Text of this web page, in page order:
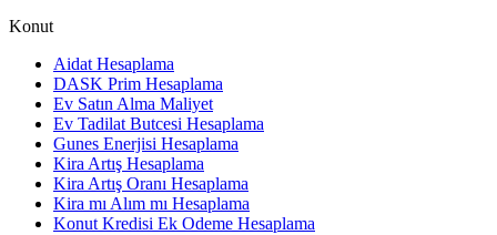
Konut
Aidat Hesaplama
DASK Prim Hesaplama
Ev Satın Alma Maliyet
Ev Tadilat Butcesi Hesaplama
Gunes Enerjisi Hesaplama
Kira Artış Hesaplama
Kira Artış Oranı Hesaplama
Kira mı Alım mı Hesaplama
Konut Kredisi Ek Odeme Hesaplama